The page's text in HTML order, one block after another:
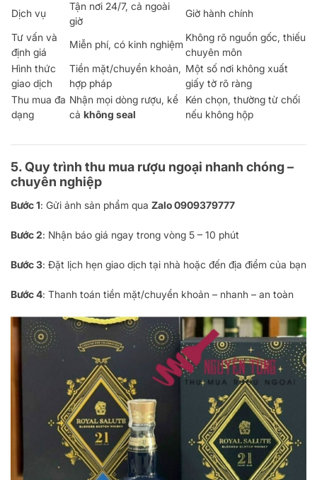
Dịch vụ
Tận nơi 24/7, cả ngoài
giờ
Giờ hành chính
Tư vấn và
định giá
Miễn phí, có kinh nghiệm
Không rõ nguồn gốc, thiếu
chuyên môn
Hình thức
giao dịch
Tiền mặt/chuyển khoản,
hợp pháp
Một số nơi không xuất
giấy tờ rõ ràng
Thu mua đa
dạng
Nhận mọi dòng rượu, kể
cả không seal
Kén chọn, thường từ chối
nếu không hộp
5. Quy trình thu mua rượu ngoại nhanh chóng –
chuyên nghiệp
Bước 1: Gửi ảnh sản phẩm qua Zalo0909379777
Bước 2: Nhận báo giá ngay trong vòng 5 – 10 phút
Bước 3: Đặt lịch hẹn giao dịch tại nhà hoặc đến địa điểm của bạn
Bước 4: Thanh toán tiền mặt/chuyển khoản – nhanh – an toàn